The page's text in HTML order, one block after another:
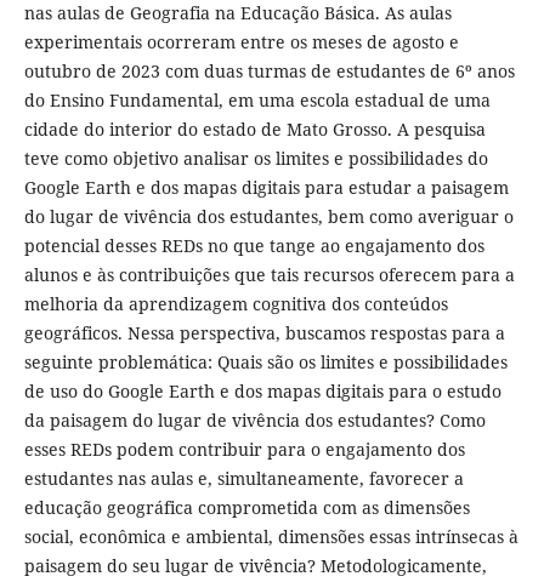
nas aulas de Geografia na Educação Básica. As aulas
experimentais ocorreram entre os meses de agosto e
outubro de 2023 com duas turmas de estudantes de 6º anos
do Ensino Fundamental, em uma escola estadual de uma
cidade do interior do estado de Mato Grosso. A pesquisa
teve como objetivo analisar os limites e possibilidades do
Google Earth e dos mapas digitais para estudar a paisagem
do lugar de vivência dos estudantes, bem como averiguar o
potencial desses REDs no que tange ao engajamento dos
alunos e às contribuições que tais recursos oferecem para a
melhoria da aprendizagem cognitiva dos conteúdos
geográficos. Nessa perspectiva, buscamos respostas para a
seguinte problemática: Quais são os limites e possibilidades
de uso do Google Earth e dos mapas digitais para o estudo
da paisagem do lugar de vivência dos estudantes? Como
esses REDs podem contribuir para o engajamento dos
estudantes nas aulas e, simultaneamente, favorecer a
educação geográfica comprometida com as dimensões
social, econômica e ambiental, dimensões essas intrínsecas à
paisagem do seu lugar de vivência? Metodologicamente,